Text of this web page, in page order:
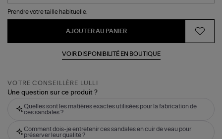
Prendre votre taille habituelle.
AJOUTER AU PANIER
VOIR DISPONIBILITÉ EN BOUTIQUE
VOTRE CONSEILLÈRE LULLI
Une question sur ce produit ?
Quelles sont les matières exactes utilisées pour la fabrication de
ces sandales ?
Comment dois-je entretenir ces sandales en cuir de veau pour
préserver leur qualité ?